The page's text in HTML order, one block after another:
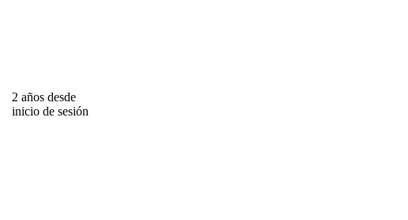
2 años desde
inicio de sesión